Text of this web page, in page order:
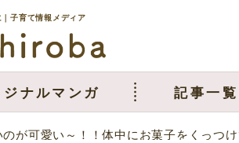
子育て情報メディア
ジナルマンガ 記事一覧
が可愛い～！！体中にお菓子をくっつ